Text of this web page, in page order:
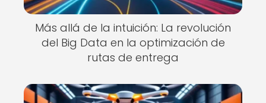
Más allá de la intuición: La revolución
del Big Data en la optimización de
rutas de entrega